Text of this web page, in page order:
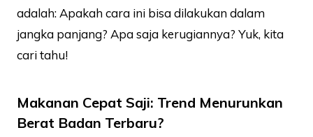
adalah: Apakah cara ini bisa dilakukan dalam
jangka panjang? Apa saja kerugiannya? Yuk, kita
cari tahu!
Makanan Cepat Saji: Trend Menurunkan
Berat Badan Terbaru?